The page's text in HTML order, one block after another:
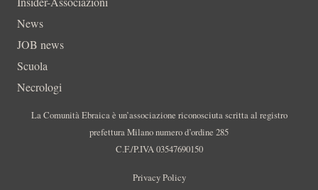
News
JOB news
Scuola
Necrologi
La Comunità Ebraica è un’associazione riconosciuta scritta al registro
prefettura Milano numero d’ordine 285
C.F./P.IVA 03547690150
Privacy Policy